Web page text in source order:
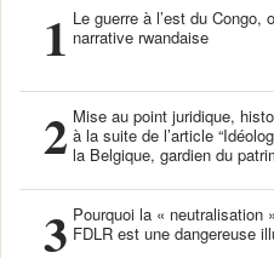
1 Le guerre à l’est du Congo,
narrative rwandaise
2 Mise au point juridique,
à la suite de l’article
la Belgique, gardien du
3 Pourquoi la « neutralisation
FDLR est une dangereuse